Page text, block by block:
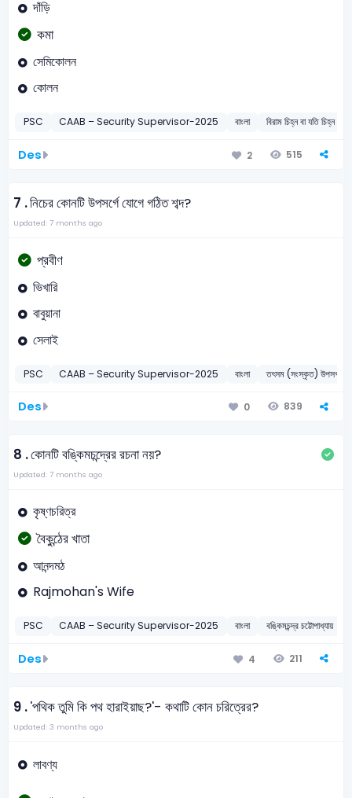
দাঁড়ি
কমা
সেমিকোলন
কোলন
PSC CAAB – Security Supervisor-2025 বাংলা বিরাম চিহ্ন বা যতি চিহ্ন
Des 2 515
7 .নিচের কোনটি উপসর্গে যোগে গঠিত শব্দ?
Updated: 7 months ago
প্রবীণ
ভিখারি
বাবুয়ানা
সেলাই
PSC CAAB – Security Supervisor-2025 বাংলা তৎসম (সংস্কৃত) উপসর্গ
Des 0 839
8 .কোনটি বঙ্কিমচন্দ্রের রচনা নয়?
Updated: 7 months ago
কৃষ্ণচরিত্র
বৈকুন্ঠের খাতা
আনন্দমঠ
Rajmohan's Wife
PSC CAAB – Security Supervisor-2025 বাংলা বঙ্কিমচন্দ্র চট্টোপাধ্যায়
Des 4 211
9 .'পথিক তুমি কি পথ হারাইয়াছ?'- কথাটি কোন চরিত্রের?
Updated: 3 months ago
লাবণ্য